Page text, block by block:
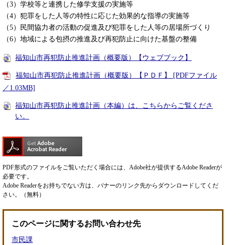
（3）学校等と連携した修学支援の実施等
（4）犯罪をした人等の特性に応じた効果的な指導の実施等
（5）民間協力者の活動の促進及び犯罪をした人等の居場所づくり
（6）地域による包摂の推進及び再犯防止に向けた基盤の整備
福知山市再犯防止推進計画（概要版）【ウェブブック】
福知山市再犯防止推進計画（概要版）【ＰＤＦ】 [PDFファイル
／1.03MB]
福知山市再犯防止推進計画（本編）は、こちらからご覧くださ
い。
PDF形式のファイルをご覧いただく場合には、Adobe社が提供するAdobe Readerが
必要です。
Adobe Readerをお持ちでない方は、バナーのリンク先からダウンロードしてくだ
さい。（無料）
このページに関するお問い合わせ先
市民課